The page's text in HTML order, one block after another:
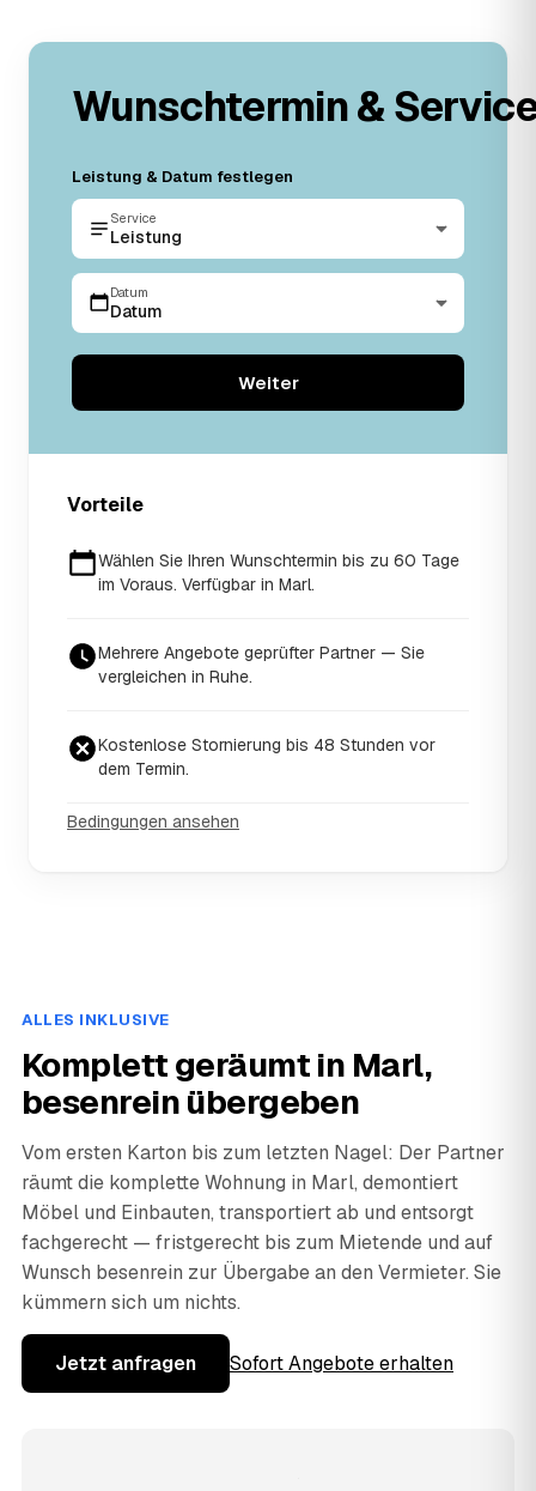
Wunschtermin &
Leistung & Datum festlegen
Service
Leistung
Datum
Datum
Weiter
Vorteile
Wählen Sie Ihren Wunschtermin bis zu 60 Tage
im Voraus. Verfügbar in Marl.
Mehrere Angebote geprüfter Partner — Sie
vergleichen in Ruhe.
Kostenlose Stornierung bis 48 Stunden vor
dem Termin.
Bedingungen ansehen
ALLES INKLUSIVE
Komplett geräumt in Marl,
besenrein übergeben
Vom ersten Karton bis zum letzten Nagel: Der Partner
räumt die komplette Wohnung in Marl, demontiert
Möbel und Einbauten, transportiert ab und entsorgt
fachgerecht — fristgerecht bis zum Mietende und auf
Wunsch besenrein zur Übergabe an den Vermieter. Sie
kümmern sich um nichts.
Jetzt anfragen Sofort Angebote erhalten